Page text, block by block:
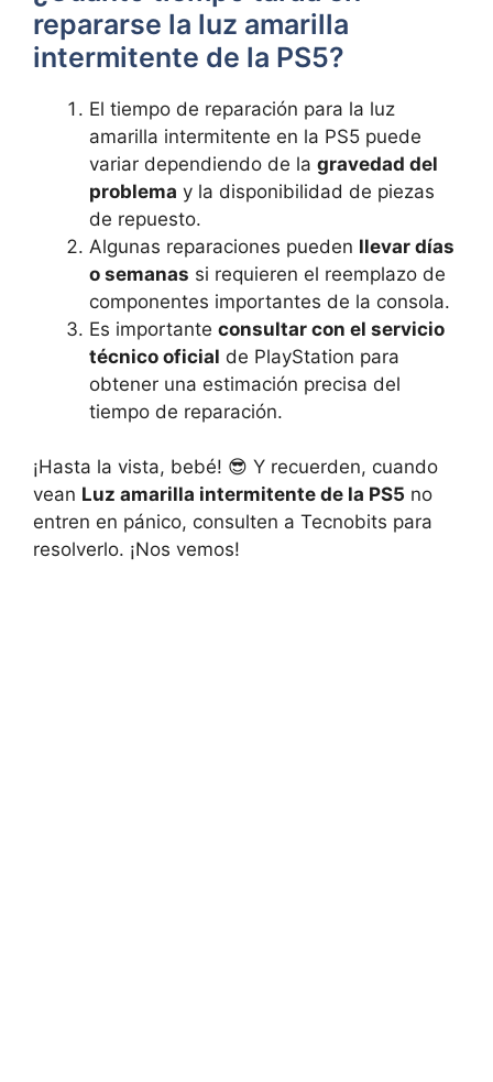
‍repararse la luz ​amarilla
intermitente ​de la PS5?
El tiempo de reparación para‍ la luz
amarilla intermitente‌ en la PS5 puede
variar⁣ dependiendo⁤ de la gravedad del
problema ​ y la disponibilidad de piezas
de repuesto.
Algunas reparaciones​ pueden llevar días
⁤o ‍semanas si requieren el ⁢reemplazo de
componentes⁣ importantes​ de la consola.
Es importante consultar con el ‍servicio
técnico oficial de PlayStation para
⁢obtener una estimación precisa del‌
tiempo de ⁣reparación.
¡Hasta la ​vista, bebé! 😎 Y recuerden, cuando
vean Luz amarilla intermitente de la PS5 ‌no
entren en ‌pánico, consulten ‌a Tecnobits para
resolverlo. ‌¡Nos vemos!